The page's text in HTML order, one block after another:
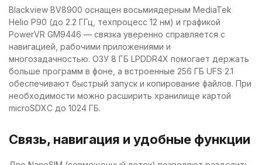
Blackview BV8900 оснащен восьмиядерным MediaTek
Helio P90 (до 2.2 ГГц, техпроцесс 12 нм) и графикой
PowerVR GM9446 — связка уверенно справляется с
навигацией, рабочими приложениями и
многозадачностью. ОЗУ 8 ГБ LPDDR4X помогает держать
больше программ в фоне, а встроенные 256 ГБ UFS 2.1
обеспечивают быстрый запуск и копирование файлов. При
необходимости можно расширить хранилище картой
microSDXC до 1024 ГБ.
Связь, навигация и удобные функции